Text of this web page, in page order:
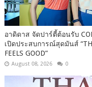
อาดิดาส จัดปาร์ตี้ต้อนรับ
เปิดประสบการณ์สุดมันส์
FEELS GOOD”
August 08, 2026 0